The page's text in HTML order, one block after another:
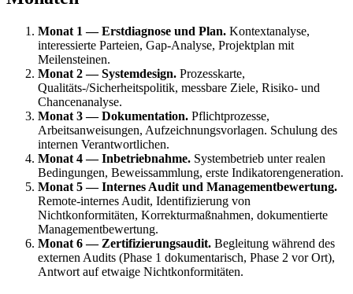
Monat 1 — Erstdiagnose und Plan. Kontextanalyse,
interessierte Parteien, Gap-Analyse, Projektplan mit
Meilensteinen.
Monat 2 — Systemdesign. Prozesskarte,
Qualitäts-/Sicherheitspolitik, messbare Ziele, Risiko- und
Chancenanalyse.
Monat 3 — Dokumentation. Pflichtprozesse,
Arbeitsanweisungen, Aufzeichnungsvorlagen. Schulung des
internen Verantwortlichen.
Monat 4 — Inbetriebnahme. Systembetrieb unter realen
Bedingungen, Beweissammlung, erste Indikatorengeneration.
Monat 5 — Internes Audit und Managementbewertung.
Remote-internes Audit, Identifizierung von
Nichtkonformitäten, Korrekturmaßnahmen, dokumentierte
Managementbewertung.
Monat 6 — Zertifizierungsaudit. Begleitung während des
externen Audits (Phase 1 dokumentarisch, Phase 2 vor Ort),
Antwort auf etwaige Nichtkonformitäten.